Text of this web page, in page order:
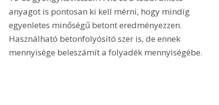
anyagot is pontosan ki kell mérni, hogy mindig
egyenletes minőségű betont eredményezzen.
Használható betonfolyósító szer is, de ennek
mennyisége beleszámít a folyadék mennyiségébe.